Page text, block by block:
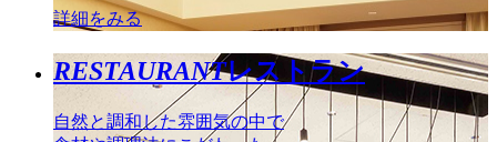
詳細をみる
RESTAURANTレストラン
自然と調和した雰囲気の中で